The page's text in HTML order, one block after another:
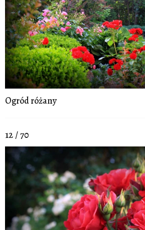
Ogród różany
12 / 70